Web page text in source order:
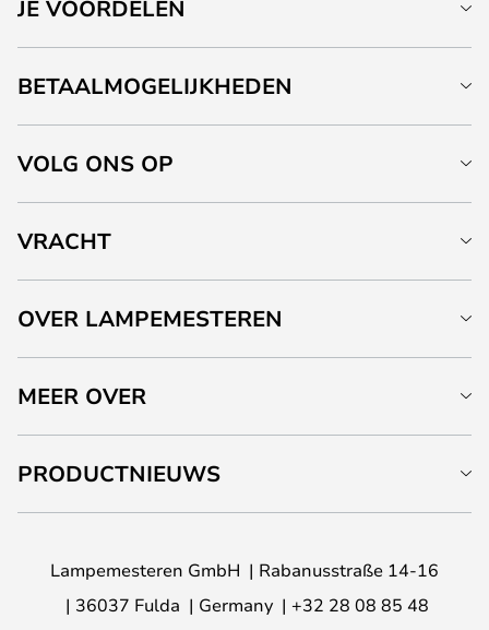
JE VOORDELEN
BETAALMOGELIJKHEDEN
VOLG ONS OP
VRACHT
OVER LAMPEMESTEREN
MEER OVER
PRODUCTNIEUWS
Lampemesteren GmbH
Rabanusstraße 14-16
36037 Fulda
Germany
+32 28 08 85 48